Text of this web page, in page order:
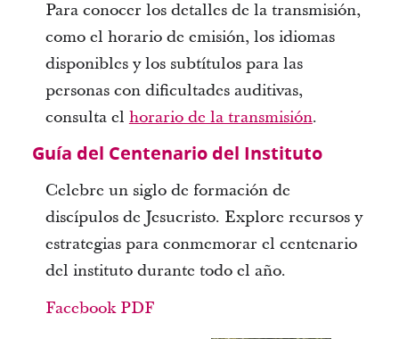
Para conocer los detalles de la transmisión,
como el horario de emisión, los idiomas
disponibles y los subtítulos para las
personas con dificultades auditivas,
consulta elhorario de la transmisión.
Guía del Centenario del Instituto
Celebre un siglo de formación de
discípulos de Jesucristo. Explore recursos y
estrategias para conmemorar el centenario
del instituto durante todo el año.
Facebook PDF